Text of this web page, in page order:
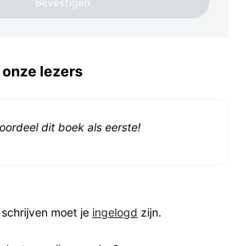
lezers
dit boek als eerste!
moet je ingelogd zijn.